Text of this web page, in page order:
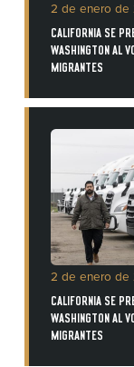
2 de enero de
CALIFORNIA SE
WASHINGTON AL
MIGRANTES
2 de enero de
CALIFORNIA SE
WASHINGTON AL
MIGRANTES